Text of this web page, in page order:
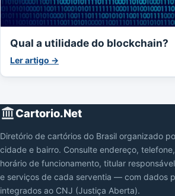
Qual a utilidade do blockchain?
Ler artigo →
Cartorio.Net
Diretório de cartórios do Brasil organizado
cidade e bairro. Consulte endereço,
horário de funcionamento, titular
e serviços de cada serventia — com dados
integrados ao CNJ (Justiça Aberta).